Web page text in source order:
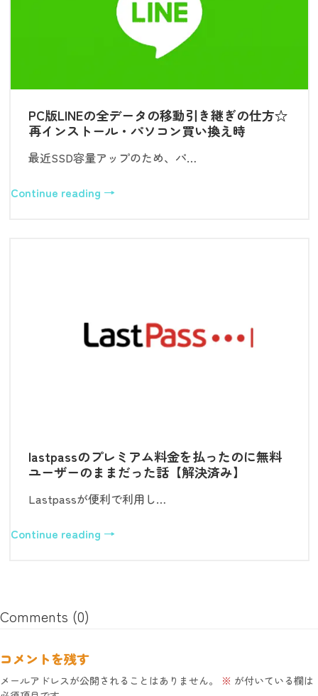
PC版LINEの全データの移動引き継ぎの仕方☆
再インストール・パソコン買い換え時
最近SSD容量アップのため、パ…
Continue reading →
lastpassのプレミアム料金を払ったのに無料
ユーザーのままだった話【解決済み】
Lastpassが便利で利用し…
Continue reading →
Comments (0)
コメントを残す
メールアドレスが公開されることはありません。 ※ が付いている欄は